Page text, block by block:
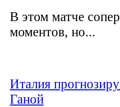
В этом матче
моментов, но...
Италия
Ганой